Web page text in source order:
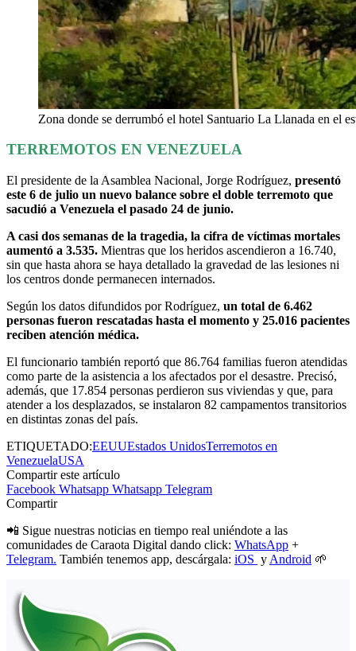
Zona donde se derrumbó el hotel Santuario La Llanada en el
TERREMOTOS EN VENEZUELA
El presidente de la Asamblea Nacional, Jorge Rodríguez, presentó
este 6 de julio un nuevo balance sobre el doble terremoto que
sacudió a Venezuela el pasado 24 de junio.
A casi dos semanas de la tragedia, la cifra de víctimas mortales
aumentó a 3.535. Mientras que los heridos ascendieron a 16.740,
sin que hasta ahora se haya detallado la gravedad de las lesiones ni
los centros donde permanecen internados.
Según los datos difundidos por Rodríguez, un total de 6.462
personas fueron rescatadas hasta el momento y 25.016 pacientes
reciben atención médica.
El funcionario también reportó que 86.764 familias fueron atendidas
como parte de la asistencia a los afectados por el desastre. Precisó,
además, que 17.854 personas perdieron sus viviendas y que, para
atender a los desplazados, se instalaron 82 campamentos transitorios
en distintas zonas del país.
ETIQUETADO:EEUUEstados UnidosTerremotos en
VenezuelaUSA
Compartir este artículo
Facebook Whatsapp Whatsapp Telegram
Compartir
📲 Sigue nuestras noticias en tiempo real uniéndote a las
comunidades de Caraota Digital dando click: WhatsApp +
Telegram. También tenemos app, descárgala: iOS y Android 🌱